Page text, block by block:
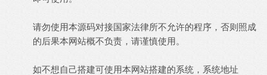
请勿使用本源码对接国家法律所不允许的程序，否则照成
的后果本网站概不负责，请谨慎使用。
如不想自己搭建可使用本网站搭建的系统，系统地址